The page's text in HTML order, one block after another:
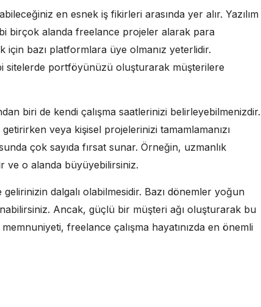
en esnek iş fikirleri arasında yer alır. Yazılım
birçok alanda freelance projeler alarak para
için bazı platformlara üye olmanız yeterlidir.
sitelerde portföyünüzü oluşturarak müşterilere
biri de kendi çalışma saatlerinizi belirleyebilmenizdir.
veya kişisel projelerinizi tamamlamanızı
çok sayıda fırsat sunar. Örneğin, uzmanlık
ve o alanda büyüyebilirsiniz.
dalgalı olabilmesidir. Bazı dönemler yoğun
Ancak, güçlü bir müşteri ağı oluşturarak bu
freelance çalışma hayatınızda en önemli